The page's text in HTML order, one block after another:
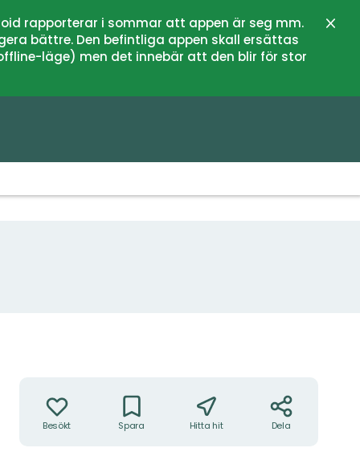
rapporterar i sommar att appen är seg mm.
bättre. Den befintliga appen skall ersättas
läge) men det innebär att den blir för stor
Besökt Spara Hitta hit Dela